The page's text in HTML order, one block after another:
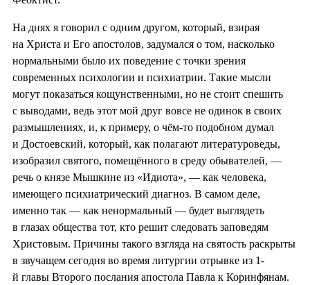
На днях я говорил с одним другом, который, взирая
на Христа и Его апостолов, задумался о том, насколько
нормальными было их поведение с точки зрения
современных психологии и психиатрии. Такие мысли
могут показаться кощунственными, но не стоит спешить
с выводами, ведь этот мой друг вовсе не одинок в своих
размышлениях, и, к примеру, о чём-то подобном думал
и Достоевский, который, как полагают литературоведы,
изобразил святого, помещённого в среду обывателей, —
речь о князе Мышкине из «Идиота», — как человека,
имеющего психиатрический диагноз. В самом деле,
именно так — как ненормальный — будет выглядеть
в глазах общества тот, кто решит следовать заповедям
Христовым. Причины такого взгляда на святость раскрыты
в звучащем сегодня во время литургии отрывке из 1-
й главы Второго послания апостола Павла к Коринфянам.